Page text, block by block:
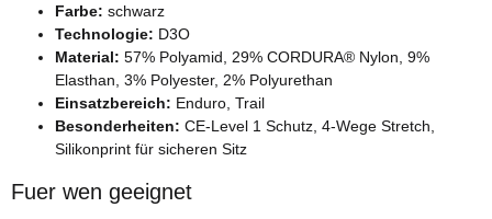
Farbe: schwarz
Technologie: D3O
Material: 57% Polyamid, 29% CORDURA® Nylon, 9%
Elasthan, 3% Polyester, 2% Polyurethan
Einsatzbereich: Enduro, Trail
Besonderheiten: CE-Level 1 Schutz, 4-Wege Stretch,
Silikonprint für sicheren Sitz
Fuer wen geeignet